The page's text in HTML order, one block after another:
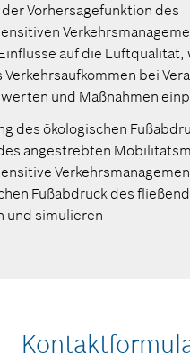
Vorhersagefunktion des
auf die Luftqualität,
bei
und Maßnahmen
des ökologischen
angestrebten
Fußabdruck des
und simulieren